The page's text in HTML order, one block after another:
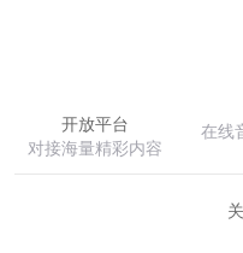
开放平台
对接海量精彩内容
在线